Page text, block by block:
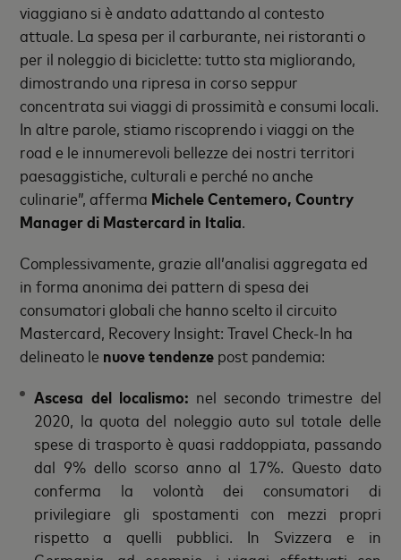
viaggiano si è andato adattando al contesto
attuale. La spesa per il carburante, nei ristoranti o
per il noleggio di biciclette: tutto sta migliorando,
dimostrando una ripresa in corso seppur
concentrata sui viaggi di prossimità e consumi locali.
In altre parole, stiamo riscoprendo i viaggi on the
road e le innumerevoli bellezze dei nostri territori
paesaggistiche, culturali e perché no anche
culinarie”, afferma Michele Centemero, Country
Manager di Mastercard in Italia.
Complessivamente, grazie all’analisi aggregata ed
in forma anonima dei pattern di spesa dei
consumatori globali che hanno scelto il circuito
Mastercard, Recovery Insight: Travel Check-In ha
delineato le nuove tendenze post pandemia:
Ascesa del localismo: nel secondo trimestre del
2020, la quota del noleggio auto sul totale delle
spese di trasporto è quasi raddoppiata, passando
dal 9% dello scorso anno al 17%. Questo dato
conferma la volontà dei consumatori di
privilegiare gli spostamenti con mezzi propri
rispetto a quelli pubblici. In Svizzera e in